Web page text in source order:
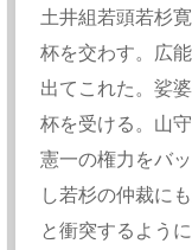
土井組若頭若杉
杯を交わす。広
出てこれた。娑
杯を受ける。山
憲一の権力をバ
し若杉の仲裁に
と衝突するよう